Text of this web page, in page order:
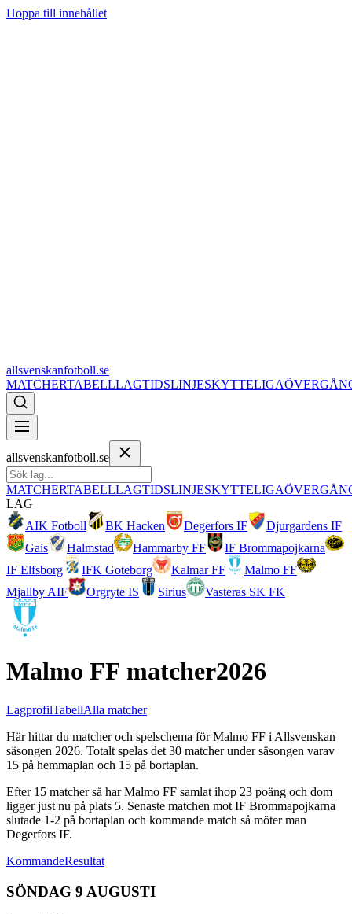
Hoppa till innehållet
allsvenskanfotboll.se
MATCHERTABELLLAGTIDSLINJESKYTTELIGA
allsvenskanfotboll.se
MATCHERTABELLLAGTIDSLINJESKYTTELIGA
LAG
AIK Fotboll
BK Hacken Degerfors IF
Djurgardens IF
Gais
Halmstad Hammarby FF
IF Brommapojkarna
IF Elfsborg
IFK Goteborg Kalmar FF
Malmo FF
Mjallby AIF
Orgryte IS Sirius Vasteras SK FK
Malmo FF matcher2026
LagprofilTabellAlla matcher
Här hittar du matcher och spelschema förMalmo FF i Allsvenskan
säsongen 2026. Totalt spelas det 30 matcher under säsongen varav
15 på hemmaplan och 15 på bortaplan.
Efter 15 matcher så harMalmo FF samlat ihop 23 poäng och dom
ligger just nu på plats 5. Senaste matchen mot IF Brommapojkarna
slutade 1-2 på bortaplan och kommande match så möter man
Degerfors IF.
KommandeResultat
SÖNDAG 9 AUGUSTI